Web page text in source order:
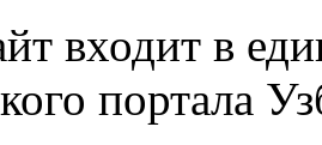
входит в
портала